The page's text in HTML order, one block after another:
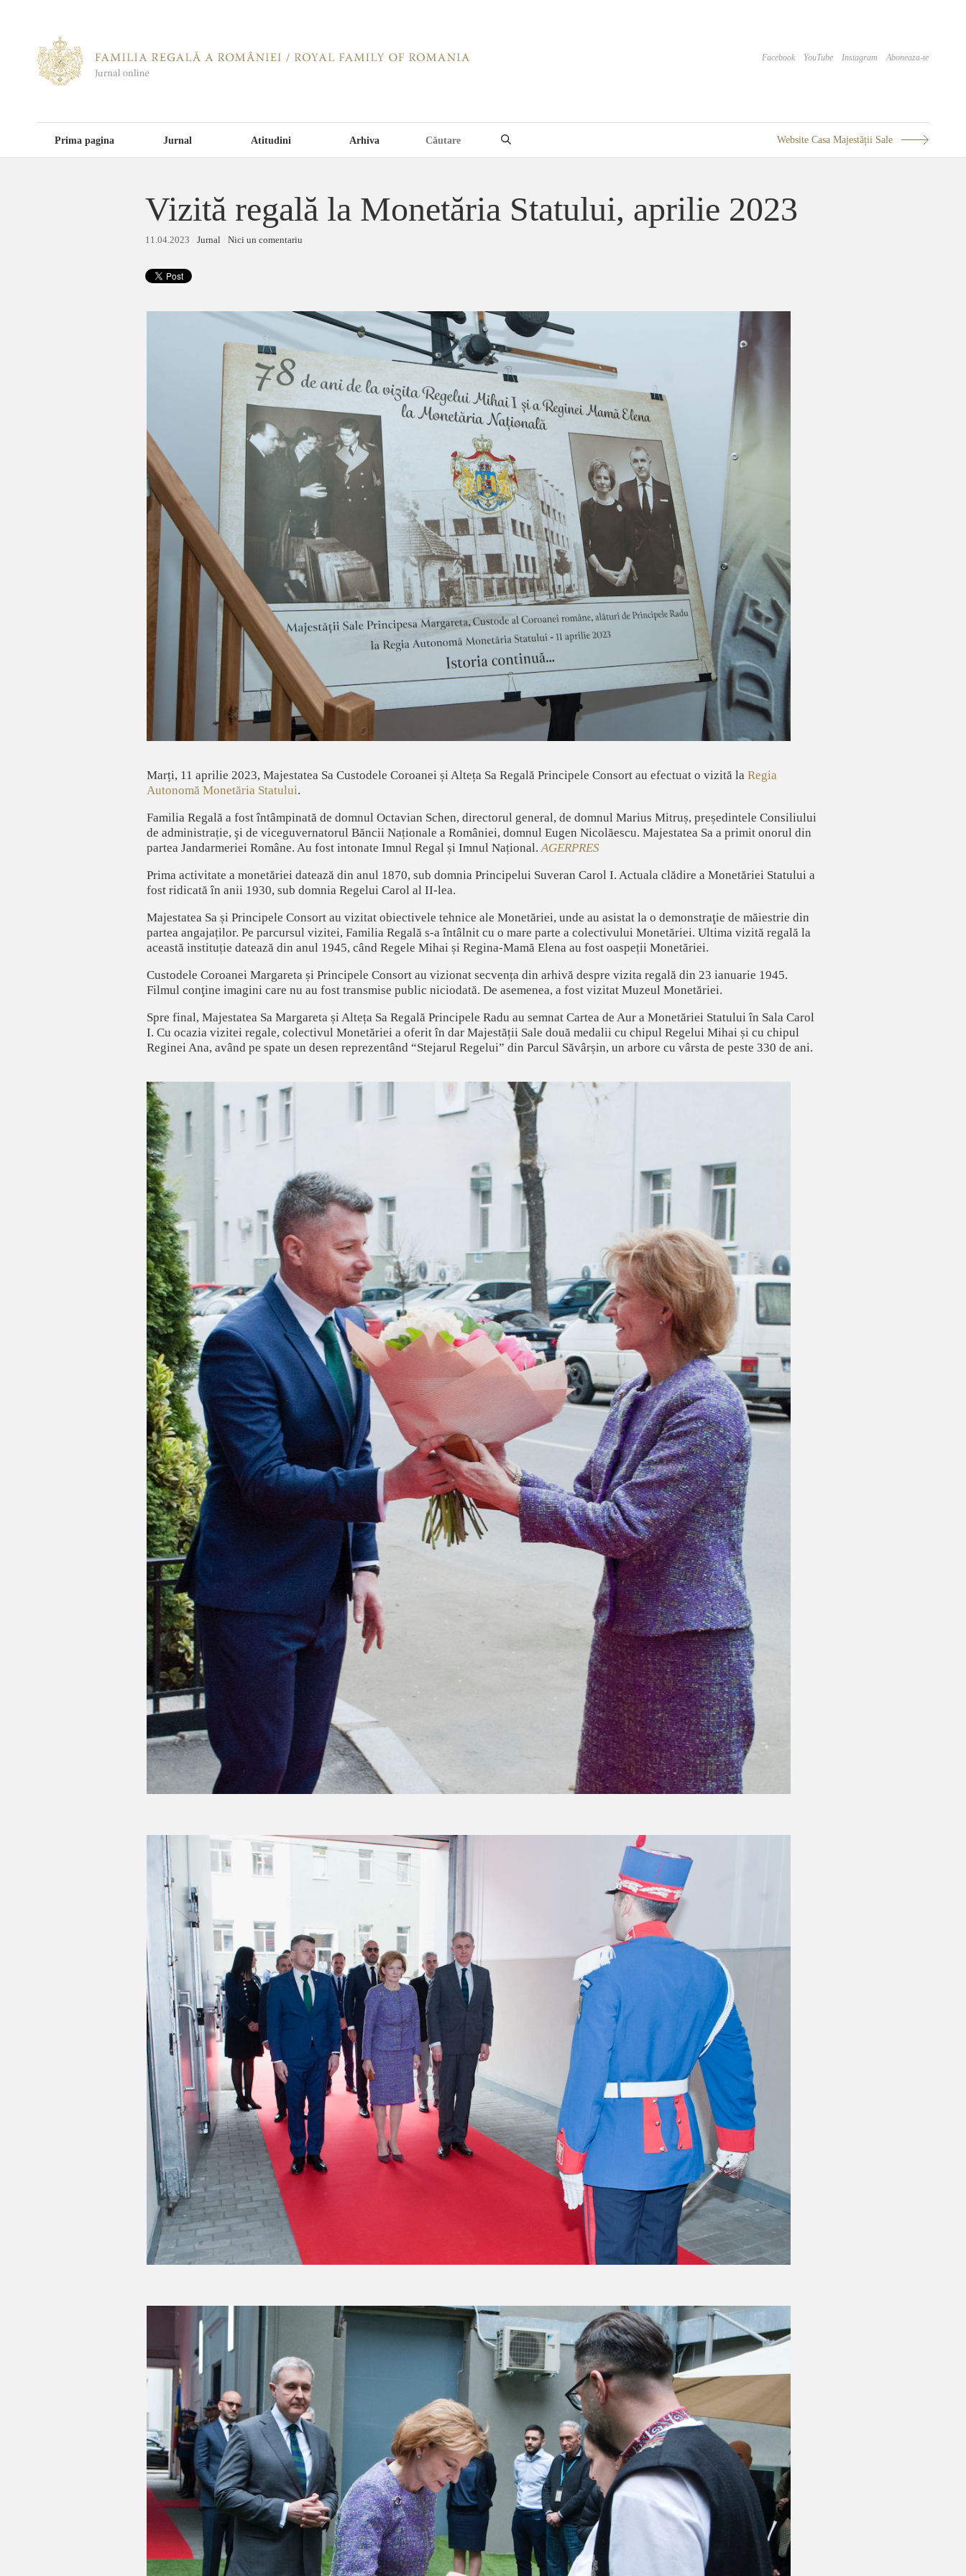
Facebook YouTube Instagram Aboneaza-te
Prima pagina Jurnal Atitudini Arhiva Website Casa Majestății Sale
Vizită regală la Monetăria Statului, aprilie 2023
11.04.2023 Jurnal Nici un comentariu
Marți, 11 aprilie 2023, Majestatea Sa Custodele Coroanei și Alteța Sa Regală Principele Consort au efectuat o vizită la Regia
Autonomă Monetăria Statului.
Familia Regală a fost întâmpinată de domnul Octavian Schen, directorul general, de domnul Marius Mitruș, președintele Consiliului
de administrație, şi de viceguvernatorul Băncii Naționale a României, domnul Eugen Nicolăescu. Majestatea Sa a primit onorul din
partea Jandarmeriei Române. Au fost intonate Imnul Regal și Imnul Național. AGERPRES
Prima activitate a monetăriei datează din anul 1870, sub domnia Principelui Suveran Carol I. Actuala clădire a Monetăriei Statului a
fost ridicată în anii 1930, sub domnia Regelui Carol al II-lea.
Majestatea Sa și Principele Consort au vizitat obiectivele tehnice ale Monetăriei, unde au asistat la o demonstraţie de măiestrie din
partea angajaților. Pe parcursul vizitei, Familia Regală s-a întâlnit cu o mare parte a colectivului Monetăriei. Ultima vizită regală la
această instituție datează din anul 1945, când Regele Mihai și Regina-Mamă Elena au fost oaspeții Monetăriei.
Custodele Coroanei Margareta și Principele Consort au vizionat secvența din arhivă despre vizita regală din 23 ianuarie 1945.
Filmul conţine imagini care nu au fost transmise public niciodată. De asemenea, a fost vizitat Muzeul Monetăriei.
Spre final, Majestatea Sa Margareta și Alteța Sa Regală Principele Radu au semnat Cartea de Aur a Monetăriei Statului în Sala Carol
I. Cu ocazia vizitei regale, colectivul Monetăriei a oferit în dar Majestății Sale două medalii cu chipul Regelui Mihai și cu chipul
Reginei Ana, având pe spate un desen reprezentând “Stejarul Regelui” din Parcul Săvârșin, un arbore cu vârsta de peste 330 de ani.